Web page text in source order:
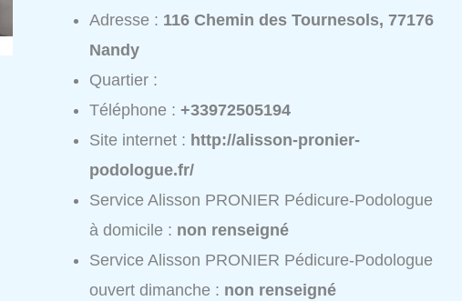
Adresse : 116 Chemin des Tournesols, 77176
Nandy
Quartier :
Téléphone :+33972505194
Site internet : http://alisson-pronier-
podologue.fr/
Service Alisson PRONIER Pédicure-Podologue
à domicile : non renseigné
Service Alisson PRONIER Pédicure-Podologue
ouvert dimanche : non renseigné